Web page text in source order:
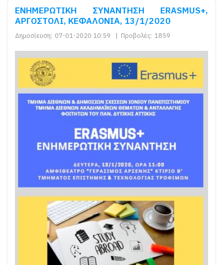
EΝΗΜΕΡΩΤΙΚΗ ΣΥΝΑΝΤΗΣΗ ERASMUS+,
ΑΡΓΟΣΤΟΛΙ, ΚΕΦΑΛΟΝΙΑ, 13/1/2020
Δημοσίευση: 07-01-2020 10:59 | Προβολές: 1859